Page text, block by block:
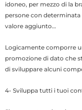
idoneo, per mezzo di la
persone con
valore aggiunto…
Logicamente comporre
promozione di dato che
di sviluppare alcuni
4- Sviluppa tutti i tuoi